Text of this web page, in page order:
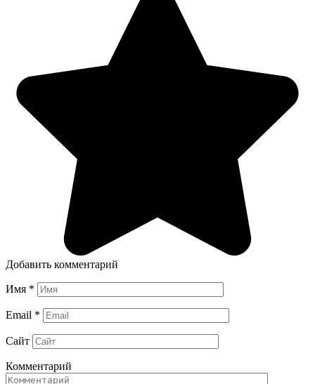
Добавить комментарий
Имя *
Email *
Сайт
Комментарий